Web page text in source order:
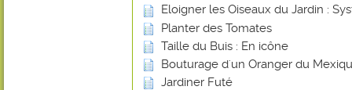
Eloigner les Oiseaux du Jardin :
Planter des Tomates
Taille du Buis : En icône
Bouturage d'un Oranger du
Jardiner Futé